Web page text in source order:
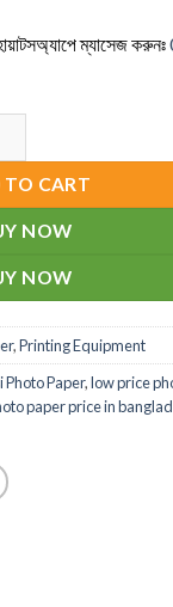
ম্যাসেজকরুনঃ
TO CART
NOW
NOW
,Printing Equipment
Photo Paper,low price
paper price in